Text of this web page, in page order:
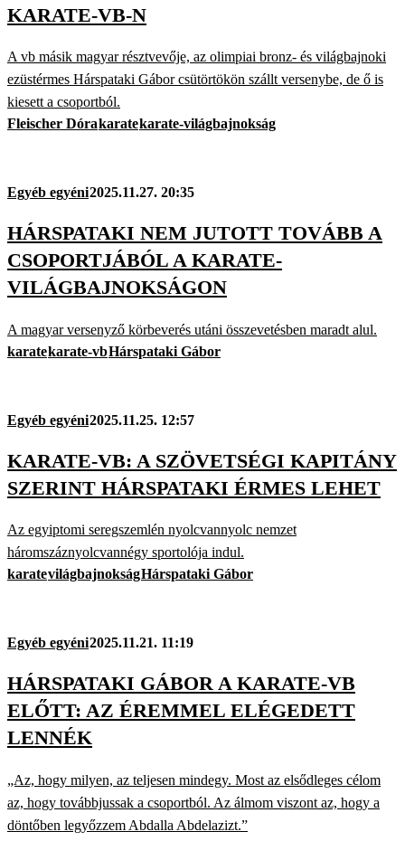
KARATE-VB-N
A vb másik magyar résztvevője, az olimpiai bronz- és világbajnoki
ezüstérmes Hárspataki Gábor csütörtökön szállt versenybe, de ő is
kiesett a csoportból.
Fleischer Dórakaratekarate-világbajnokság
Egyéb egyéni2025.11.27. 20:35
HÁRSPATAKI NEM JUTOTT TOVÁBB A
CSOPORTJÁBÓL A KARATE-
VILÁGBAJNOKSÁGON
A magyar versenyző körbeverés utáni összevetésben maradt alul.
karatekarate-vbHárspataki Gábor
Egyéb egyéni2025.11.25. 12:57
KARATE-VB: A SZÖVETSÉGI KAPITÁNY
SZERINT HÁRSPATAKI ÉRMES LEHET
Az egyiptomi seregszemlén nyolcvannyolc nemzet
háromszáznyolcvannégy sportolója indul.
karatevilágbajnokságHárspataki Gábor
Egyéb egyéni2025.11.21. 11:19
HÁRSPATAKI GÁBOR A KARATE-VB
ELŐTT: AZ ÉREMMEL ELÉGEDETT
LENNÉK
„Az, hogy milyen, az teljesen mindegy. Most az elsődleges célom
az, hogy továbbjussak a csoportból. Az álmom viszont az, hogy a
döntőben legyőzzem Abdalla Abdelazizt.”